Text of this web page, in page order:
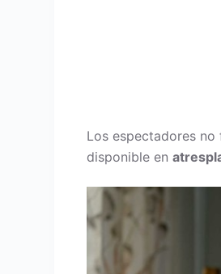
Los espectadores no
disponible en